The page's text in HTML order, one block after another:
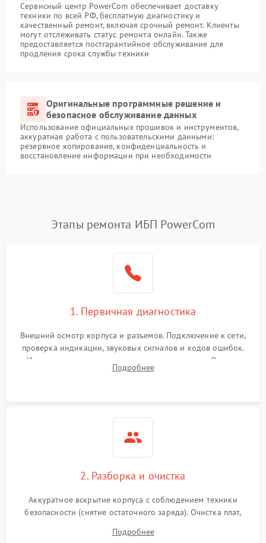
Сервисный центр PowerCom обеспечивает доставку
техники по всей РФ, бесплатную диагностику и
качественный ремонт, включая срочный ремонт. Клиенты
могут отслеживать статус ремонта онлайн. Также
предоставляется постгарантийное обслуживание для
продления срока службы техники
Оригинальные программные решение и
безопасное обслуживание данных
Использование официальных прошивок и инструментов,
аккуратная работа с пользовательскими данными:
резервное копирование, конфиденциальность и
восстановление информации при необходимости
Этапы ремонта ИБП PowerCom
1. Первичная диагностика
Внешний осмотр корпуса и разъемов. Подключение к сети,
проверка индикации, звуковых сигналов и кодов ошибок.
Измерение входного и выходного напряжения. Оценка
реакции ИБП на отключение основного питания без
Подробнее
2. Разборка и очистка
Аккуратное вскрытие корпуса с соблюдением техники
безопасности (снятие остаточного заряда). Очистка плат,
и кистей для предотвращения перегрева и замыканий.
Подробнее